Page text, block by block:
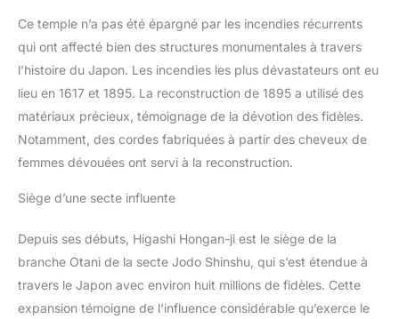
Ce temple n’a pas été épargné par les incendies récurrents
qui ont affecté bien des structures monumentales à travers
l’histoire du Japon. Les incendies les plus dévastateurs ont eu
lieu en 1617 et 1895. La reconstruction de 1895 a utilisé des
matériaux précieux, témoignage de la dévotion des fidèles.
Notamment, des cordes fabriquées à partir des cheveux de
femmes dévouées ont servi à la reconstruction.
Siège d’une secte influente
Depuis ses débuts, Higashi Hongan-ji est le siège de la
branche Otani de la secte Jodo Shinshu, qui s’est étendue à
travers le Japon avec environ huit millions de fidèles. Cette
expansion témoigne de l’influence considérable qu’exerce le